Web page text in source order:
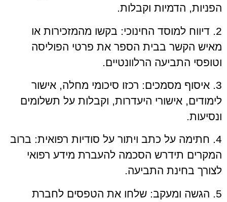
הפניות, הדמיות וקבלות.
2. דיווח למוסד החינוכי: בקשו מהמזכירות או
מאיש הקשר בבית הספר את פרטי הפוליסה
וטופסי התביעה הרלוונטיים.
3. איסוף מסמכים: רכזו סיכומי מחלה, אישור
לימודים, אישורי היעדרות, וקבלות על תשלומים
ונסיעות.
4. חתימה על כתב ויתור על סודיות רפואית: ברוב
המקרים תידרש הסכמה להעברת מידע רפואי
לצורך בחינת התביעה.
5. הגשה ומעקב: שלחו את הטפסים לחברת